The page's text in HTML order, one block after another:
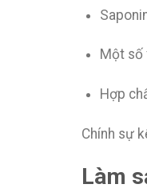
Một số
Hợp
Chính sự
Làm